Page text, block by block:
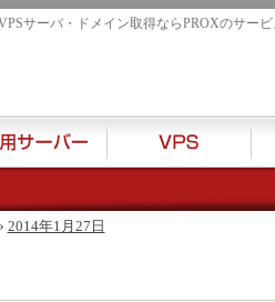
サーバ・ドメイン取得ならPROXのサービ
2014年1月27日